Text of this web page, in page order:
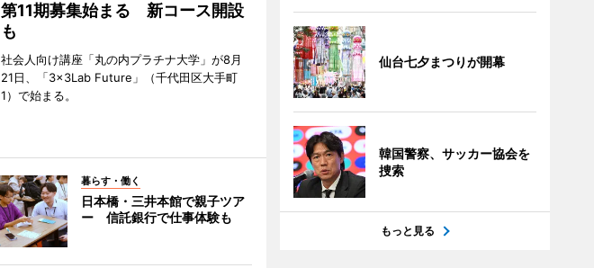
第11期募集始まる 新コース開設
も
社会人向け講座「丸の内プラチナ大学」が8月
21日、「3×3Lab Future」（千代田区大手町
1）で始まる。
暮らす・働く
日本橋・三井本館で親子ツア
ー 信託銀行で仕事体験も
仙台七夕まつりが開幕
韓国警察、サッカー協会を
捜索
もっと見る